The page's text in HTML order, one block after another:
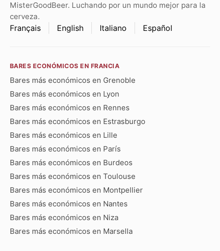
MisterGoodBeer. Luchando por un mundo mejor para la
cerveza.
Français English Italiano Español
BARES ECONÓMICOS EN FRANCIA
Bares más económicos en Grenoble
Bares más económicos en Lyon
Bares más económicos en Rennes
Bares más económicos en Estrasburgo
Bares más económicos en Lille
Bares más económicos en París
Bares más económicos en Burdeos
Bares más económicos en Toulouse
Bares más económicos en Montpellier
Bares más económicos en Nantes
Bares más económicos en Niza
Bares más económicos en Marsella